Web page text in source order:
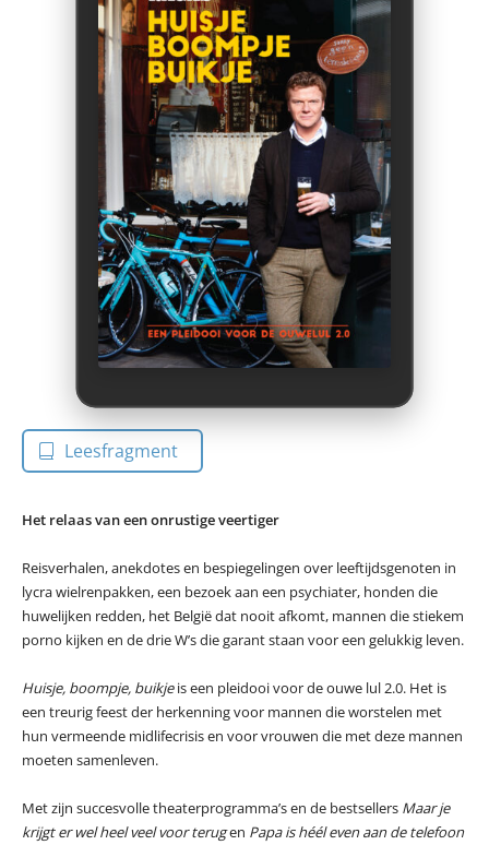
Leesfragment
Het relaas van een onrustige veertiger
Reisverhalen, anekdotes en bespiegelingen over leeftijdsgenoten in
lycra wielrenpakken, een bezoek aan een psychiater, honden die
huwelijken redden, het België dat nooit afkomt, mannen die stiekem
porno kijken en de drie W’s die garant staan voor een gelukkig leven.
Huisje, boompje, buikjeis een pleidooi voor de ouwe lul 2.0. Het is
een treurig feest der herkenning voor mannen die worstelen met
hun vermeende midlifecrisis en voor vrouwen die met deze mannen
moeten samenleven.
Met zijn succesvolle theaterprogramma’s en de bestsellers Maar je
krijgt er wel heel veel voor terugen Papa is héél even aan de telefoon